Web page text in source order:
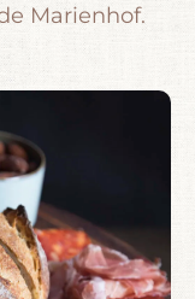
Marienhof.